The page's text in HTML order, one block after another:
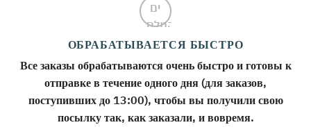
ОБРАБАТЫВАЕТСЯ БЫСТРО
Все заказы обрабатываются очень быстро и готовы к
отправке в течение одного дня (для заказов,
поступивших до 13:00), чтобы вы получили свою
посылку так, как заказали, и вовремя.